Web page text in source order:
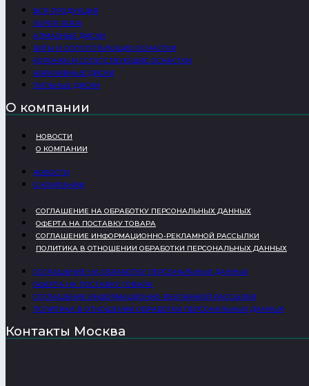
ВСЯ ПРОДУКЦИЯ
SUPER SERIA
АЛМАЗНЫЕ ДИСКИ
БИТЫ И СОПУТСТВУЮЩИЕ ОСНАСТКИ
КОРОНКИ И СОПУТСТВУЮЩИЕ ОСНАСТКИ
АБРАЗИВНЫЕ ДИСКИ
ПИЛЬНЫЕ ДИСКИ
О компании
НОВОСТИ
О КОМПАНИИ
НОВОСТИ
О КОМПАНИИ
СОГЛАШЕНИЕ НА ОБРАБОТКУ ПЕРСОНАЛЬНЫХ ДАННЫХ
ОФЕРТА НА ПОСТАВКУ ТОВАРА
СОГЛАШЕНИЕ ИНФОРМАЦИОННО-РЕКЛАМНОЙ РАССЫЛКИ
ПОЛИТИКА В ОТНОШЕНИИ ОБРАБОТКИ ПЕРСОНАЛЬНЫХ ДАННЫХ
СОГЛАШЕНИЕ НА ОБРАБОТКУ ПЕРСОНАЛЬНЫХ ДАННЫХ
ОФЕРТА НА ПОСТАВКУ ТОВАРА
СОГЛАШЕНИЕ ИНФОРМАЦИОННО-РЕКЛАМНОЙ РАССЫЛКИ
ПОЛИТИКА В ОТНОШЕНИИ ОБРАБОТКИ ПЕРСОНАЛЬНЫХ ДАННЫХ
Контакты Москва